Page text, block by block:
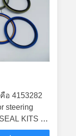
อ 4153282
steering
KITS ซิ